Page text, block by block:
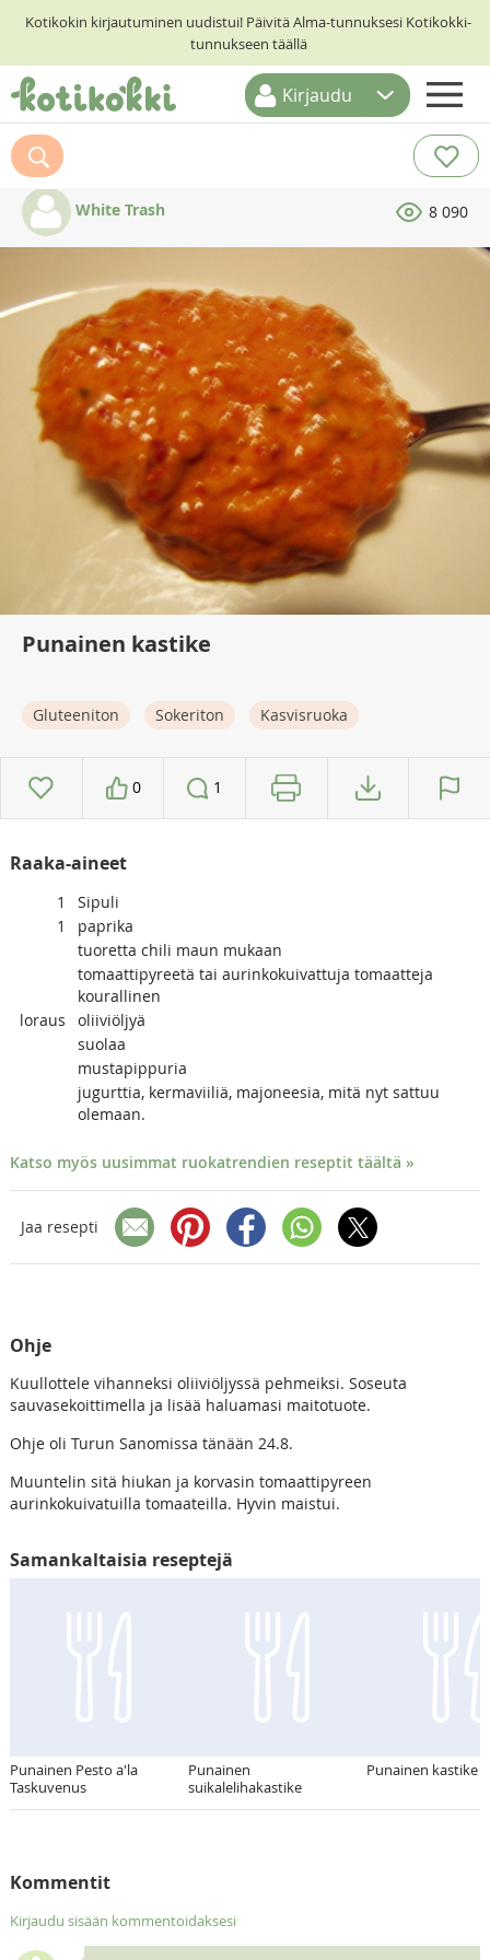
Kotikokin kirjautuminen uudistui! Päivitä Alma-tunnuksesi Kotikokki-
tunnukseen täällä
ETUSIVU
RESEPTIHAKU
RUOKATEEMAT
KOTIKOKIT
Kirjaudu
White Trash 8 090
Punainen kastike
Gluteeniton Sokeriton Kasvisruoka
0 1
Raaka-aineet
1
Sipuli
1
paprika
tuoretta chili maun mukaan
tomaattipyreetä tai aurinkokuivattuja tomaatteja
kourallinen
loraus
oliiviöljyä
suolaa
mustapippuria
jugurttia, kermaviiliä, majoneesia, mitä nyt sattuu
olemaan.
Katso myös uusimmat ruokatrendien reseptit täältä »
Jaa resepti
Ohje
Kuullottele vihanneksi oliiviöljyssä pehmeiksi. Soseuta
sauvasekoittimella ja lisää haluamasi maitotuote.
Ohje oli Turun Sanomissa tänään 24.8.
Muuntelin sitä hiukan ja korvasin tomaattipyreen
aurinkokuivatuilla tomaateilla. Hyvin maistui.
Samankaltaisia reseptejä
Punainen Pesto a'la
Taskuvenus
Punainen
suikalelihakastike
Punainen kastike
Kommentit
Kirjaudu sisään kommentoidaksesi